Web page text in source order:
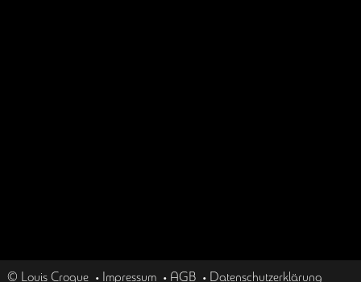
© Louis Croque • Impressum • AGB • Datenschutzerklärung